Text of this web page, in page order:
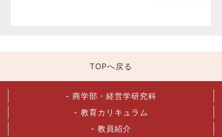
TOPへ戻る
- 商学部・経営学研究科
- 教育カリキュラム
- 教員紹介